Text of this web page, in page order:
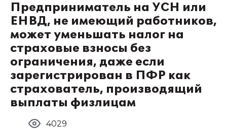
Предприниматель на УСН или
ЕНВД, не имеющий работников,
может уменьшать налог на
страховые взносы без
ограничения, даже если
зарегистрирован в ПФР как
страхователь, производящий
выплаты физлицам
4029